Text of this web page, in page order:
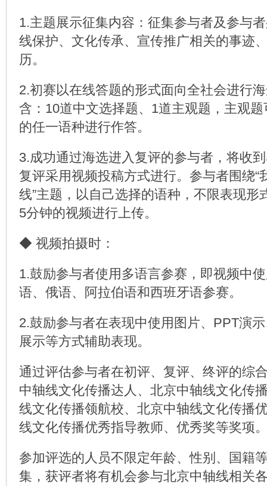
1.主题展示征集内容：征集参与者及参与
线保护、文化传承、宣传推广相关的事迹
历。
2.初赛以在线答题的形式面向全社会进行
含：10道中文选择题、1道主观题，主观
的任一语种进行作答。
3.成功通过海选进入复评的参与者，将收
复评采用视频投稿方式进行。参与者围绕“
线”主题，以自己选择的语种，不限表现形
5分钟的视频进行上传。
◆ 视频拍摄时：
1.鼓励参与者使用多语言参赛，即视频中
语、俄语、阿拉伯语和西班牙语参赛。
2.鼓励参与者在表现中使用图片、PPT演
展示等方式辅助表现。
通过评估参与者在初评、复评、终评的综
中轴线文化传播达人、北京中轴线文化传
线文化传播领航校、北京中轴线文化传播
线文化传播优秀指导教师、优秀奖等奖项
参加评选的人员不限定年龄、性别、国籍
集，获评者将有机会参与北京中轴线相关